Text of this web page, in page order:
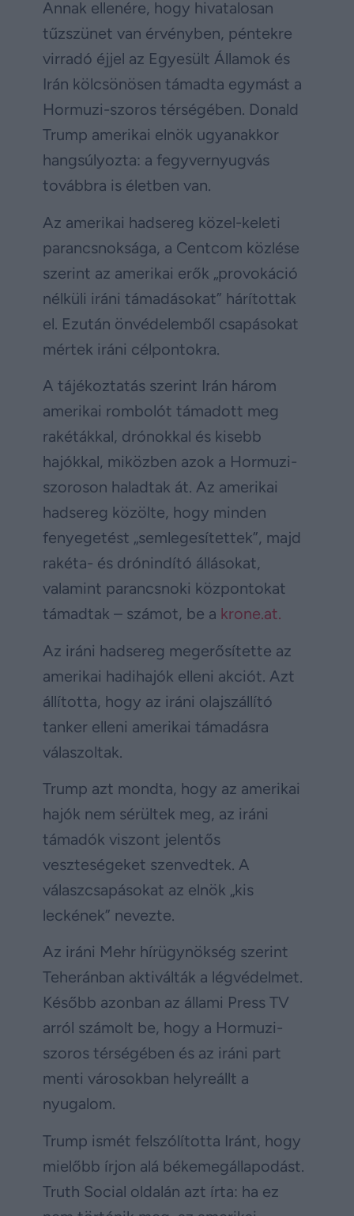
Annak ellenére, hogy hivatalosan
tűzszünet van érvényben, péntekre
virradó éjjel az Egyesült Államok és
Irán kölcsönösen támadta egymást a
Hormuzi-szoros térségében. Donald
Trump amerikai elnök ugyanakkor
hangsúlyozta: a fegyvernyugvás
továbbra is életben van.
Az amerikai hadsereg közel-keleti
parancsnoksága, a Centcom közlése
szerint az amerikai erők „provokáció
nélküli iráni támadásokat” hárítottak
el. Ezután önvédelemből csapásokat
mértek iráni célpontokra.
A tájékoztatás szerint Irán három
amerikai rombolót támadott meg
rakétákkal, drónokkal és kisebb
hajókkal, miközben azok a Hormuzi-
szoroson haladtak át. Az amerikai
hadsereg közölte, hogy minden
fenyegetést „semlegesítettek”, majd
rakéta- és drónindító állásokat,
valamint parancsnoki központokat
támadtak – számot, be a krone.at.
Az iráni hadsereg megerősítette az
amerikai hadihajók elleni akciót. Azt
állította, hogy az iráni olajszállító
tanker elleni amerikai támadásra
válaszoltak.
Trump azt mondta, hogy az amerikai
hajók nem sérültek meg, az iráni
támadók viszont jelentős
veszteségeket szenvedtek. A
válaszcsapásokat az elnök „kis
leckének” nevezte.
Az iráni Mehr hírügynökség szerint
Teheránban aktiválták a légvédelmet.
Később azonban az állami Press TV
arról számolt be, hogy a Hormuzi-
szoros térségében és az iráni part
menti városokban helyreállt a
nyugalom.
Trump ismét felszólította Iránt, hogy
mielőbb írjon alá békemegállapodást.
Truth Social oldalán azt írta: ha ez